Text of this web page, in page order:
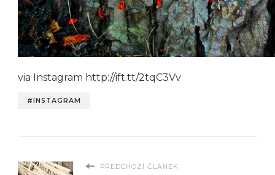
via Instagram http://ift.tt/2tqC3Vv
#INSTAGRAM
PŘEDCHOZÍ ČLÁNEK